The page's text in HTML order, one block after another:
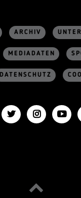
ARCHIV
MEDIADATEN
DATENSCHUTZ